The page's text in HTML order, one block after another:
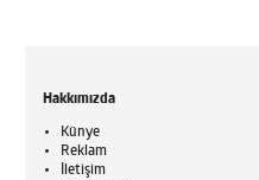
Hakkımızda
Künye
Reklam
İletişim